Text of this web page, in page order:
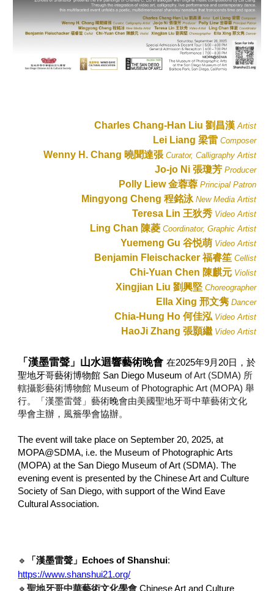
Charles Chang-Han Liu 劉昌漢 Artist
Lei Liang 梁雷 Composer
Wenny H. Chang 曉聞達張 Curator, Calligraphy Artist
Jo-jo Ni 張瓊芳 Producer
Polly Liew 金蓉蓉 Principal Patron
Mingyong Cheng 程銘泳 New Media Artist
Teresa Lin 王狄秀 Video Artist
Ling Chan 陳菱 Coordinator, Graphic Artist
Yuemeng Gu 谷悦萌 Video Artist
Benjamin Fleischacker 福睿笙 Cellist
Chi-Yuan Chen 陳麒元 Violist
Xingjian Liu 劉興堅 Choreographer
Ella Xing 邢文隽 Dancer
Chia-Hung Ho何佳泓 Video Artist
HaoJi Zhang 張顥繼 Video Artist
「漢墨雷聲」山水迴響藝術晚會 在2025年9月20日，於
聖地牙哥藝術博物館 San Diego Museum of Art (SDMA) 所
轄攝影藝術博物館 Museum of Photographic Art (MOPA) 舉
行。「漢墨雷聲」藝術晚會由美國聖地牙哥中華藝術文化
學會主辦，風簷學會協辦。
The event will take place on September 20, 2025, at
MOPA@SDMA, i.e. the Museum of Photographic Arts
(MOPA) at the San Diego Museum of Art (SDMA).The
eveningevent is presented by the Chinese Art and Culture
Society of San Diego, with supportofthe Wind Eave
Cultural Association.
🔹 「漢墨雷聲」Echoes of Shanshui:
https://www.shanshui21.org/
🔹聖地牙哥中華藝術文化學會 Chinese Art and Culture